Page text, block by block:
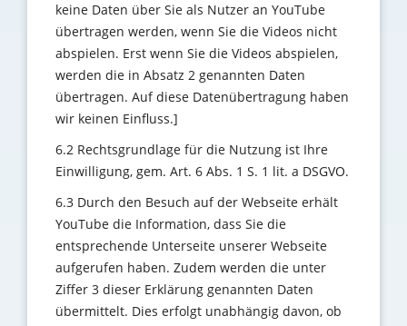
keine Daten über Sie als Nutzer an YouTube
übertragen werden, wenn Sie die Videos nicht
abspielen. Erst wenn Sie die Videos abspielen,
werden die in Absatz 2 genannten Daten
übertragen. Auf diese Datenübertragung haben
wir keinen Einfluss.]
6.2 Rechtsgrundlage für die Nutzung ist Ihre
Einwilligung, gem. Art. 6 Abs. 1 S. 1 lit. a DSGVO.
6.3 Durch den Besuch auf der Webseite erhält
YouTube die Information, dass Sie die
entsprechende Unterseite unserer Webseite
aufgerufen haben. Zudem werden die unter
Ziffer 3 dieser Erklärung genannten Daten
übermittelt. Dies erfolgt unabhängig davon, ob